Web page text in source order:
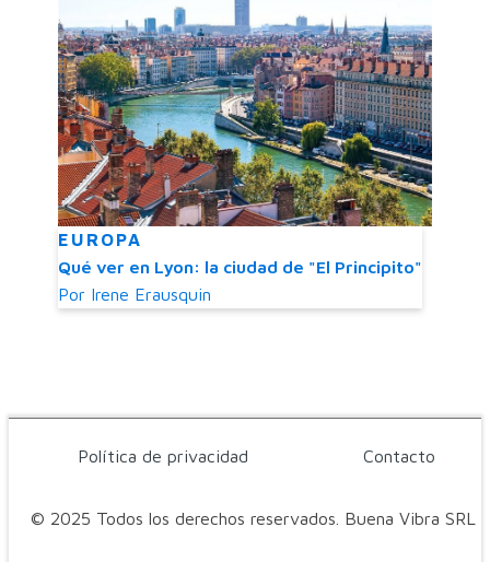
EUROPA
Qué ver en Lyon: la ciudad de "El Principito"
Por Irene Erausquin
© 2025 Todos los derechos reservados. Buena Vibra SRL
Política de privacidad Contacto